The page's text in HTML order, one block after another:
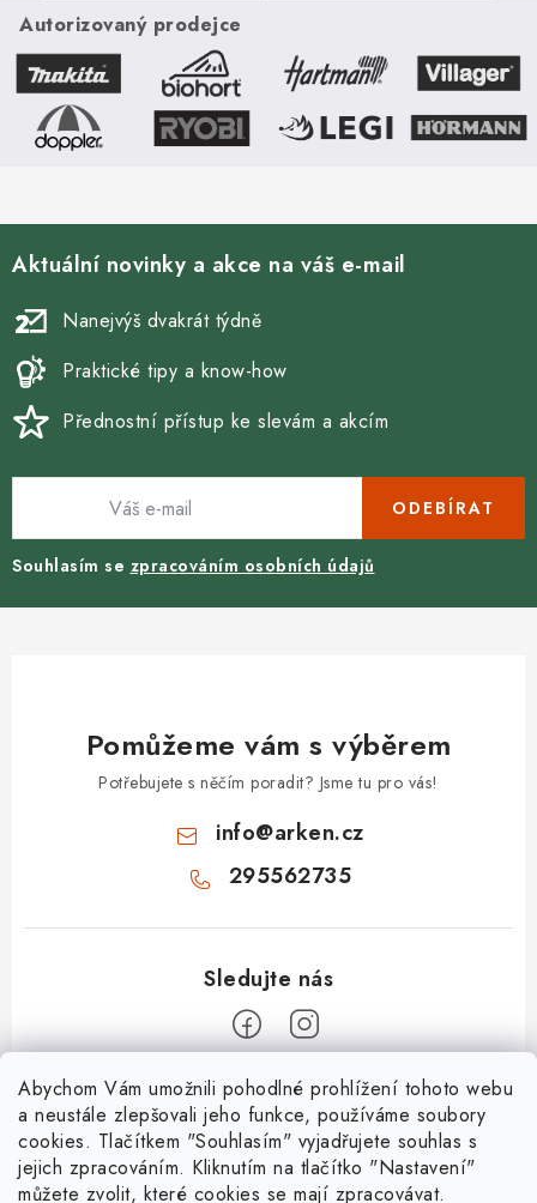
Abychom Vám umožnili pohodlné prohlížení tohoto webu
a neustále zlepšovali jeho funkce, používáme soubory
cookies. Tlačítkem "Souhlasím" vyjadřujete souhlas s
jejich zpracováním. Kliknutím na tlačítko "Nastavení"
můžete zvolit, které cookies se mají zpracovávat.
výšky. Posuvné dveře
(výška 185 cm) a lakování
podle...
větru i sněhu. Skleník je
osazen 4 mm...
Autorizovaný prodejce
Aktuální novinky a akce na váš e-mail
Nanejvýš dvakrát týdně
Praktické tipy a know-how
Přednostní přístup ke slevám a akcím
Souhlasím se zpracováním osobních údajů
ODEBÍRAT
Pomůžeme vám s výběrem
Potřebujete s něčím poradit? Jsme tu pro vás!
info@arken.cz
295562735
O Arken
O nás